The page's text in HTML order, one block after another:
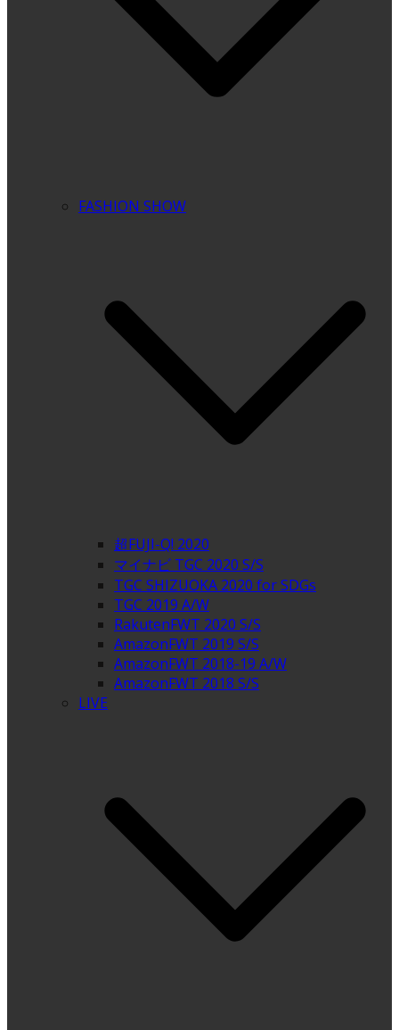
FASHION SHOW
超FUJI-Q! 2020
マイナビ TGC 2020 S/S
TGC SHIZUOKA 2020 for SDGs
TGC 2019 A/W
RakutenFWT 2020 S/S
AmazonFWT 2019 S/S
AmazonFWT 2018-19 A/W
AmazonFWT 2018 S/S
LIVE